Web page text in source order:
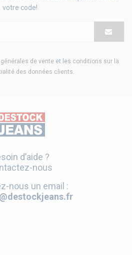
votre code!
de vente et les conditions sur la
des données clients.
d’aide ?
nous
nous un email :